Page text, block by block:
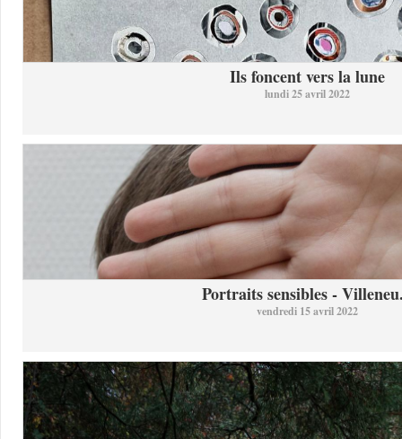
Ils foncent vers la lune
lundi 25 avril 2022
Portraits sensibles -
vendredi 15 avril 2022